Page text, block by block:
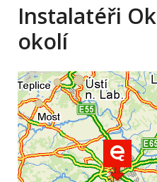
Instalatéři
okolí